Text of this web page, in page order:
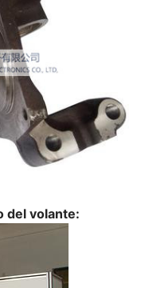
del volante: